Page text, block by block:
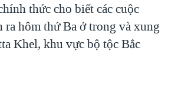
TIẾNG VỌNG TỪ NÔNG THÔN MỸ
thức cho biết các cuộc
hôm thứ Ba ở trong và xung
Khel, khu vực bộ tộc Bắc